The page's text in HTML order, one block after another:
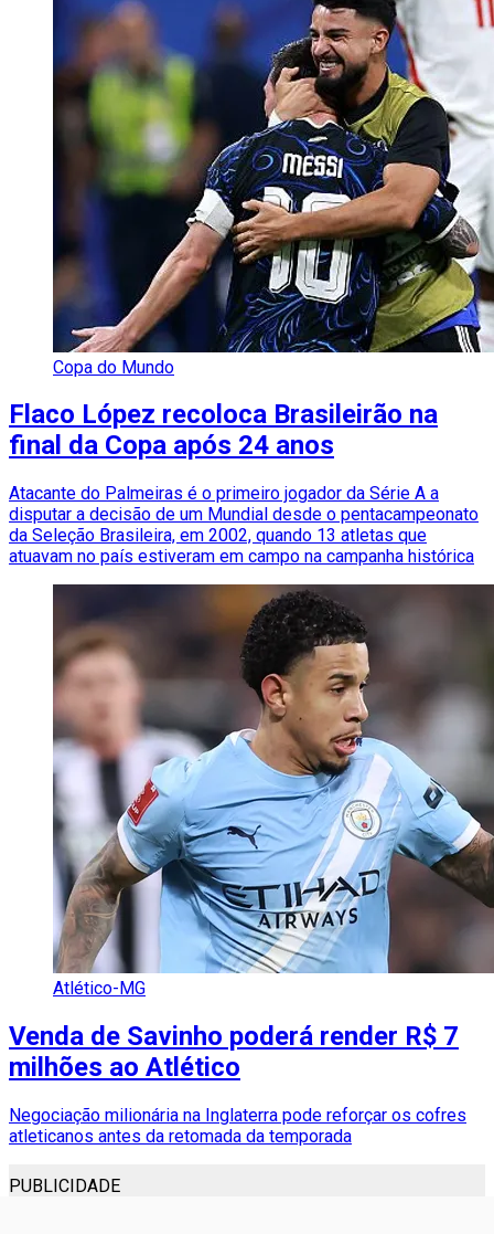
Copa do Mundo
Flaco López recoloca Brasileirão na
final da Copa após 24 anos
Atacante do Palmeiras é o primeiro jogador da Série A a
disputar a decisão de um Mundial desde o pentacampeonato
da Seleção Brasileira, em 2002, quando 13 atletas que
atuavam no país estiveram em campo na campanha histórica
Atlético-MG
Venda de Savinho poderá render R$ 7
milhões ao Atlético
Negociação milionária na Inglaterra pode reforçar os cofres
atleticanos antes da retomada da temporada
PUBLICIDADE